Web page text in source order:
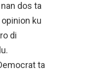
dos ta
ku
di
ta